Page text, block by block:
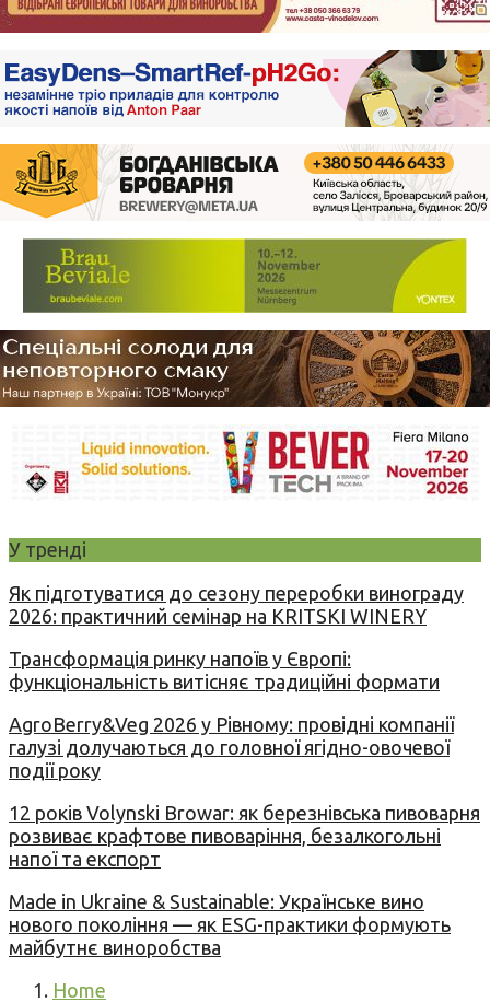
У тренді
Як підготуватися до сезону переробки винограду
2026: практичний семінар на KRITSKI WINERY
Трансформація ринку напоїв у Європі:
функціональність витісняє традиційні формати
AgroBerry&Veg 2026 у Рівному: провідні компанії
галузі долучаються до головної ягідно-овочевої
події року
12 років Volynski Browar: як березнівська пивоварня
розвиває крафтове пивоваріння, безалкогольні
напої та експорт
Made in Ukraine & Sustainable: Українське вино
нового покоління — як ESG-практики формують
майбутнє виноробства
Home